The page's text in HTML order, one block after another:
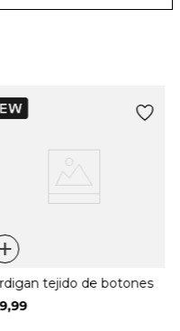
tejido de botones
,99